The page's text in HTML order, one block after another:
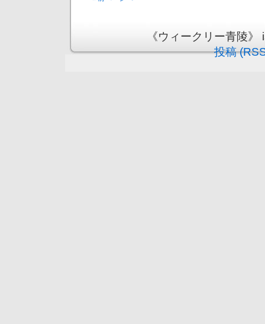
《ウィークリー青陵
投稿